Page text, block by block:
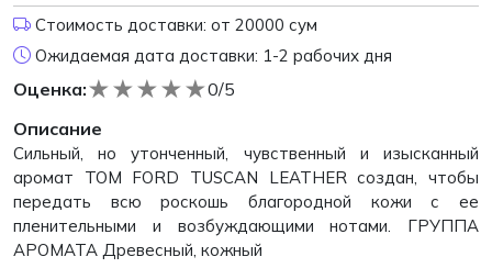
Стоимость доставки: от 20000 сум
Ожидаемая дата доставки: 1-2 рабочих дня
Оценка: ★
★
★
★
★
0/5
Описание
Сильный, но утонченный, чувственный и изысканный
аромат TOM FORD TUSCAN LEATHER создан, чтобы
передать всю роскошь благородной кожи с ее
пленительными и возбуждающими нотами. ГРУППА
АРОМАТА Древесный, кожный